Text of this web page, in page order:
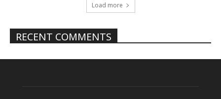
Load more
RECENT COMMENTS